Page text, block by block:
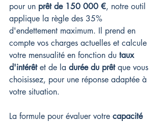
pour un prêt de 150 000 €, notre outil
applique la règle des 35%
d'endettement maximum. Il prend en
compte vos charges actuelles et calcule
votre mensualité en fonction du taux
d'intérêt et de la durée du prêt que vous
choisissez, pour une réponse adaptée à
votre situation.
La formule pour évaluer votre capacité